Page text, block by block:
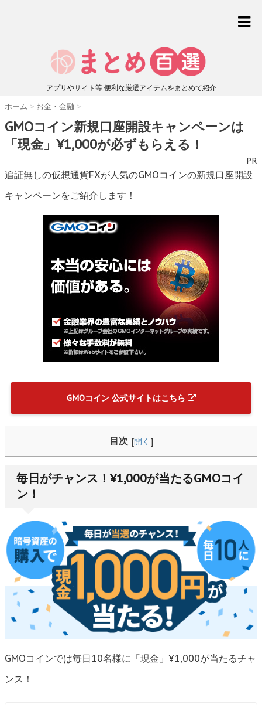
アプリやサイト等 便利な厳選アイテムをまとめて紹介
ホーム > お金・金融 >
GMOコイン新規口座開設キャンペーンは
「現金」¥1,000が必ずもらえる！
PR
追証無しの仮想通貨FXが人気のGMOコインの新規口座開設
キャンペーンをご紹介します！
GMOコイン 公式サイトはこちら
目次 [開く ]
毎日がチャンス！¥1,000が当たるGMOコイ
ン！
GMOコインでは毎日10名様に「現金」¥1,000が当たるチャ
ンス！